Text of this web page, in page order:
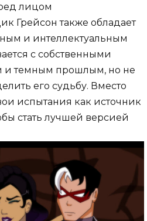
лицом
Грейсон также обладает
и интеллектуальным
с собственными
и темным прошлым, но не
его судьбу. Вместо
испытания как источник
стать лучшей версией